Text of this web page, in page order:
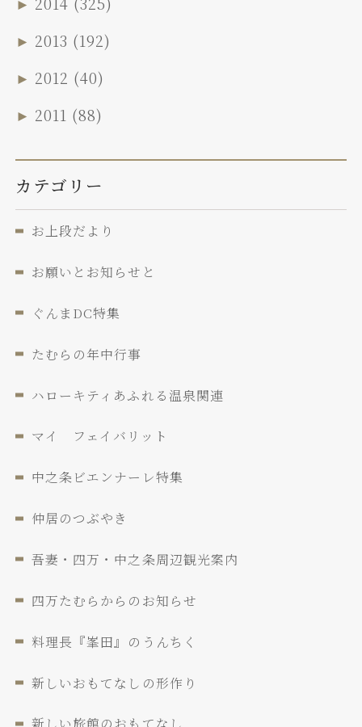
► 2013 (192)
► 2012 (40)
► 2011 (88)
カテゴリー
お上段だより
お願いとお知らせと
ぐんまDC特集
たむらの年中行事
ハローキティあふれる温泉関連
マイ フェイバリット
中之条ビエンナーレ特集
仲居のつぶやき
吾妻・四万・中之条周辺観光案内
四万たむらからのお知らせ
料理長『峯田』のうんちく
新しいおもてなしの形作り